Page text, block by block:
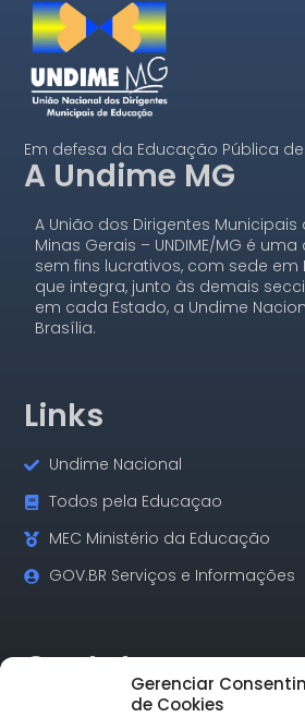
Gerenciar
de Cookies
Em defesa da Educação Pública
A Undime MG
A União dos Dirigentes
Minas Gerais – UNDIME/MG é
sem fins lucrativos, com sede em
que integra, junto às demais
em cada Estado, a Undime
Brasília.
Links
Undime Nacional
Todos pela Educaçao
MEC Ministério da Educação
GOV.BR Serviços e Informações
Contatos